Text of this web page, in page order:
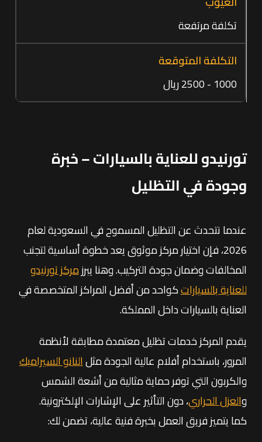
تكلفة مرتفعة
1000 - 2500 ريال
تورنيدو للعناية بالسيارات – خبرة
وجودة في التظليل
عندما نتحدث عن التظليل المسموح في السعودية لعام
2026، فإن اختيار مركز موثوق يعد خطوة أساسية لتجنب
المخالفات وضمان جودة التركيب. وهنا يبرزمركز تورنيدو
للعناية بالسياراتكواحد من أفضل المراكز المتخصصة في
العناية بالسيارات داخل المملكة.
يقدم المركز خدمات تظليل معتمدة مطابقة لأنظمة
المرور، باستخدام أفلام عالية الجودة مثلالنانو السيراميك
والكربون التي توفر حماية مثالية من أشعة الشمس
والعزل الحراري، دون التأثير على الإشارات الإلكترونية.
كما يتميز فريق العمل بخبرة فنية عالية، تضمن لك: